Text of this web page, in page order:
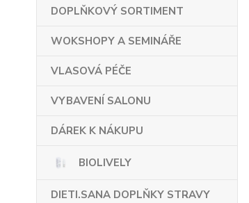
DOPLŇKOVÝ SORTIMENT
WOKSHOPY A SEMINÁŘE
VLASOVÁ PÉČE
VYBAVENÍ SALONU
DÁREK K NÁKUPU
BIOLIVELY
DIETI.SANA DOPLŇKY STRAVY